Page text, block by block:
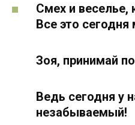
Смех и
Все это
Зоя, принимай
Ведь сегодня у
незабываемый!